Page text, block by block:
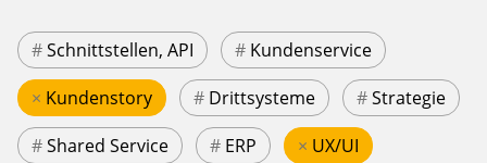
#Schnittstellen, API # Kundenservice
× Kundenstory # Drittsysteme #Strategie
#Shared Service # ERP × UX/UI